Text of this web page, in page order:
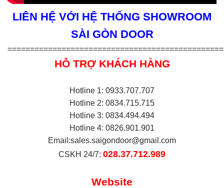
LIÊN HỆ VỚI HỆ THỐNG SHOWROOM
SÀI GÒN DOOR
================================================
HỖ TRỢ KHÁCH HÀNG
Hotline 1: 0933.707.707
Hotline 2: 0834.715.715
Hotline 3: 0834.494.494
Hotline 4: 0826.901.901
Email:sales.saigondoor@gmail.com
CSKH 24/7: 028.37.712.989
Website